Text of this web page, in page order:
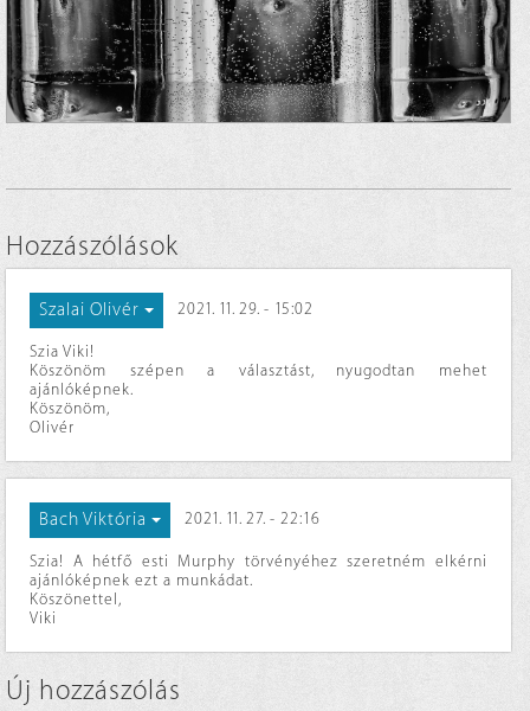
Hozzászólások
Szalai Olivér 2021. 11. 29. - 15:02
Szia Viki!
Köszönöm szépen a választást, nyugodtan mehet
ajánlóképnek.
Köszönöm,
Olivér
Bach Viktória 2021. 11. 27. - 22:16
Szia! A hétfő esti Murphy törvényéhez szeretném elkérni
ajánlóképnek ezt a munkádat.
Köszönettel,
Viki
Új hozzászólás